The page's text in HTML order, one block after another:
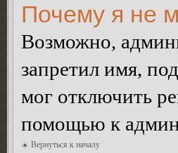
Почему я не
Возможно,
запретил имя,
мог отключить
помощью к
Вернуться к началу